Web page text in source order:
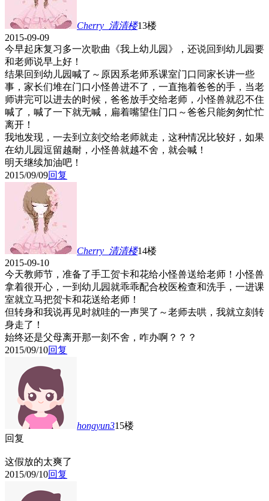
Cherry_清清楼13楼
2015-09-09
今早起床复习多一次歌曲《我上幼儿园》，还说回到幼儿园要
和老师说早上好！
结果回到幼儿园喊了～原因系老师系课室门口同家长讲一些
事，家长们堆在门口小怪兽进不了，一直拖着爸爸的手，当老
师讲完可以进去的时候，爸爸放手交给老师，小怪兽就忍不住
喊了，喊了一下就无喊，扁着嘴望住门口～爸爸只能匆匆忙忙
离开！
我地发现，一去到立刻交给老师就走，这种情况比较好，如果
在幼儿园逗留越耐，小怪兽就越不舍，就会喊！
明天继续加油吧！
2015/09/09回复
Cherry_清清楼14楼
2015-09-10
今天教师节，准备了手工贺卡和花给小怪兽送给老师！小怪兽
拿着很开心，一到幼儿园就乖乖配合校医检查和洗手，一进课
室就立马把贺卡和花送给老师！
但转身和我说再见时就哇的一声哭了～老师去哄，我就立刻转
身走了！
始终还是父母离开那一刻不舍，咋办啊？？？
2015/09/10回复
hongyun315楼
回复
这假放的太爽了
2015/09/10回复